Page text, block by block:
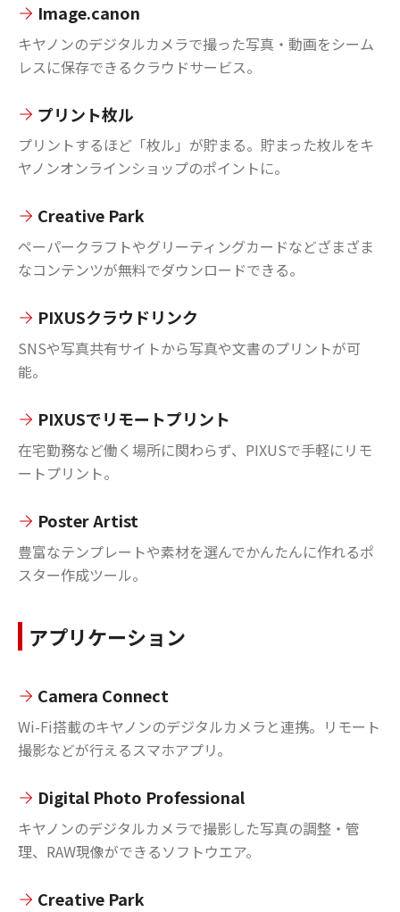
Image.canon
キヤノンのデジタルカメラで撮った写真・動画をシーム
レスに保存できるクラウドサービス。
プリント枚ル
プリントするほど「枚ル」が貯まる。貯まった枚ルをキ
ヤノンオンラインショップのポイントに。
Creative Park
ペーパークラフトやグリーティングカードなどざまざま
なコンテンツが無料でダウンロードできる。
PIXUSクラウドリンク
SNSや写真共有サイトから写真や文書のプリントが可
能。
PIXUSでリモートプリント
在宅勤務など働く場所に関わらず、PIXUSで手軽にリモ
ートプリント。
Poster Artist
豊富なテンプレートや素材を選んでかんたんに作れるポ
スター作成ツール。
アプリケーション
Camera Connect
Wi-Fi搭載のキヤノンのデジタルカメラと連携。リモート
撮影などが行えるスマホアプリ。
Digital Photo Professional
キヤノンのデジタルカメラで撮影した写真の調整・管
理、RAW現像ができるソフトウエア。
Creative Park